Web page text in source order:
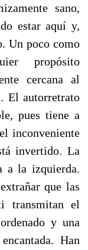
sano,
estar aquí y,
Un poco como
propósito
cercana al
El autorretrato
pues tiene a
inconveniente
invertido. La
a la izquierda.
que las
transmitan el
y una
Han